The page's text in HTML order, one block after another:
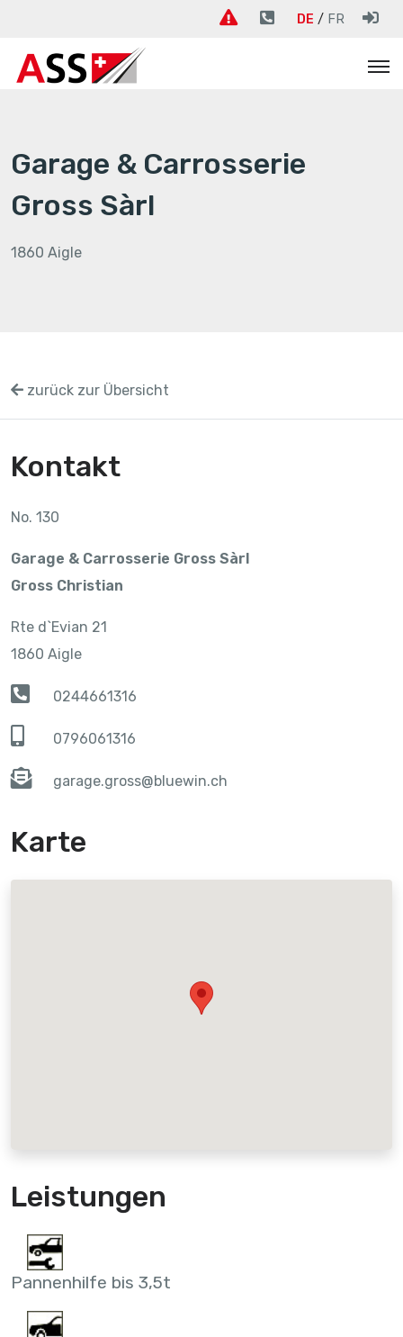
DE FR
Garage & Carrosserie
Gross Sàrl
1860 Aigle
zurück zur Übersicht
Kontakt
No. 130
Garage & Carrosserie Gross Sàrl
Gross Christian
Rte d`Evian 21
1860 Aigle
0244661316
0796061316
garage.gross@bluewin.ch
Karte
Leistungen
Pannenhilfe bis 3,5t